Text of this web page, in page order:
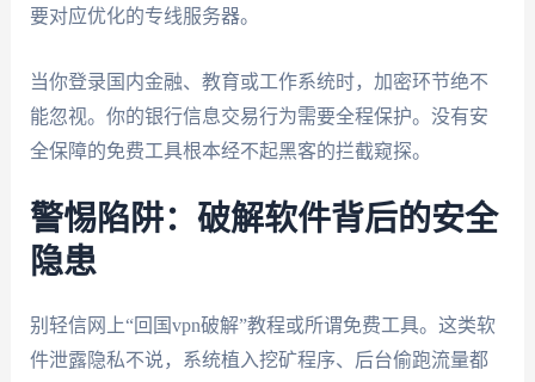
要对应优化的专线服务器。
当你登录国内金融、教育或工作系统时，加密环节绝不
能忽视。你的银行信息交易行为需要全程保护。没有安
全保障的免费工具根本经不起黑客的拦截窥探。
警惕陷阱：破解软件背后的安全
隐患
别轻信网上“回国vpn破解”教程或所谓免费工具。这类软
件泄露隐私不说，系统植入挖矿程序、后台偷跑流量都